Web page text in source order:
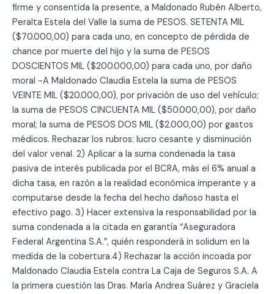
firme y consentida la presente, a Maldonado Rubén Alberto,
Peralta Estela del Valle la suma de PESOS. SETENTA MIL
($70.000,00) para cada uno, en concepto de pérdida de
chance por muerte del hijo y la suma de PESOS
DOSCIENTOS MIL ($200.000,00) para cada uno, por daño
moral -A Maldonado Claudia Estela la suma de PESOS
VEINTE MIL ($20.000,00), por privación de uso del vehículo;
la suma de PESOS CINCUENTA MIL ($50.000,00), por daño
moral; la suma de PESOS DOS MIL ($2.000,00) por gastos
médicos. Rechazar los rubros: lucro cesante y disminución
del valor venal. 2) Aplicar a la suma condenada la tasa
pasiva de interés publicada por el BCRA, más el 6% anual a
dicha tasa, en razón a la realidad económica imperante y a
computarse desde la fecha del hecho dañoso hasta el
efectivo pago. 3) Hacer extensiva la responsabilidad por la
suma condenada a la citada en garantía “Aseguradora
Federal Argentina S.A.”, quién responderá in solidum en la
medida de la cobertura.4) Rechazar la acción incoada por
Maldonado Claudia Estela contra La Caja de Seguros S.A. A
la primera cuestión las Dras. María Andrea Suárez y Graciela